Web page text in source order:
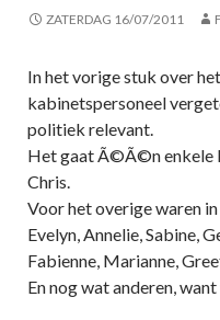
ZATERDAG 16/07/2011
In het vorige stuk over
kabinetspersoneel
politiek relevant.
Het gaat Ã©Ã©n enkele
Chris.
Voor het overige waren
Evelyn, Annelie, Sabine,
Fabienne, Marianne,
En nog wat anderen,